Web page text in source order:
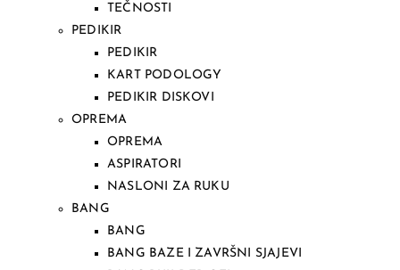
TEČNOSTI
PEDIKIR
PEDIKIR
KART PODOLOGY
PEDIKIR DISKOVI
OPREMA
OPREMA
ASPIRATORI
NASLONI ZA RUKU
BANG
BANG
BANG BAZE I ZAVRŠNI SJAJEVI